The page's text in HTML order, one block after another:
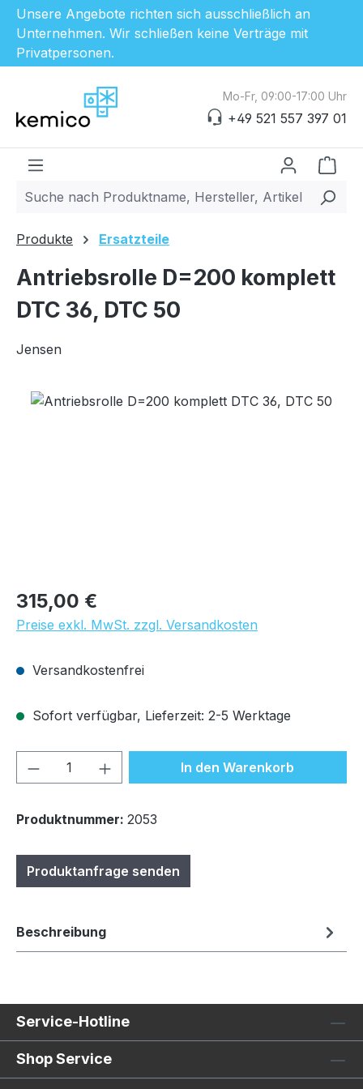
Unsere Angebote richten sich ausschließlich an
Unternehmen. Wir schließen keine Verträge mit
Privatpersonen.
Zum Hauptinhalt springen
Mo-Fr, 09:00-17:00 Uhr
+49 521 557 397 01
Produkte Ersatzteile
Antriebsrolle D=200 komplett
DTC 36, DTC 50
Jensen
Bildergalerie überspringen
Regulärer Preis:
315,00 €
Preise exkl. MwSt. zzgl. Versandkosten
Versandkostenfrei
Sofort verfügbar, Lieferzeit: 2-5 Werktage
Produkt Anzahl: Gib denIn den Warenkorb
Produktnummer: 2053
Produktanfrage senden
Beschreibung
Service-Hotline
Shop Service